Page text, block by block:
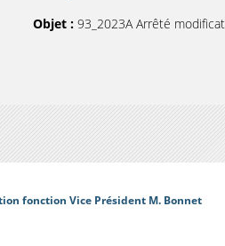
Objet : 93_2023A Arrêté
fonction Vice Président M. Bonnet